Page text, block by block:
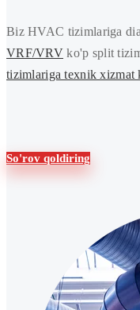
Biz HVAC tizimlariga
VRF/VRV ko'p split
tizimlariga texnik xizmat
So'rov qoldiring